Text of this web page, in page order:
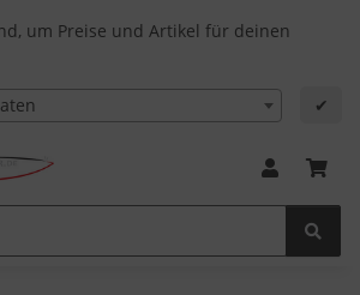
um Preise und Artikel für deinen
✔